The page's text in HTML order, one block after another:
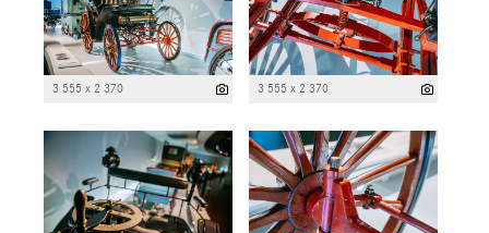
3 555 x 2 370 3 555 x 2 370